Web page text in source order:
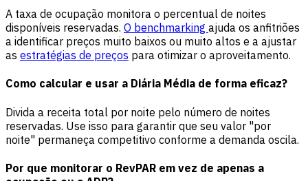
A taxa de ocupação monitora o percentual de noites
disponíveis reservadas. O benchmarking ajuda os anfitriões
a identificar preços muito baixos ou muito altos e a ajustar
as estratégias de preços para otimizar o aproveitamento.
Como calcular e usar a Diária Média de forma eficaz?
Divida a receita total por noite pelo número de noites
reservadas. Use isso para garantir que seu valor "por
noite" permaneça competitivo conforme a demanda oscila.
Por que monitorar o RevPAR em vez de apenas a